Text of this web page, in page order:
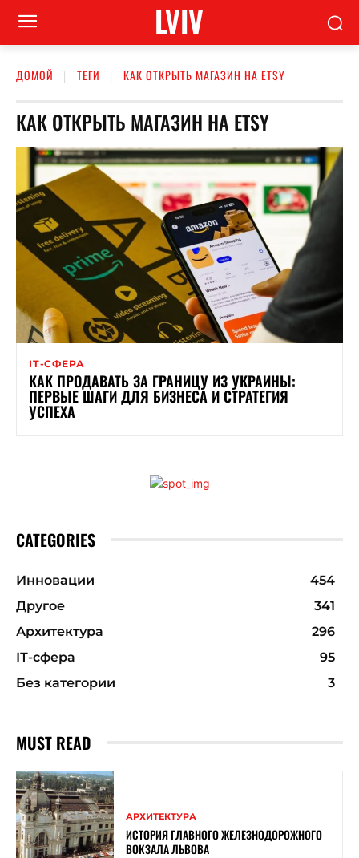
LVIV
ДОМОЙ ТЕГИ КАК ОТКРЫТЬ МАГАЗИН НА ETSY
КАК ОТКРЫТЬ МАГАЗИН НА ETSY
ІТ-СФЕРА
КАК ПРОДАВАТЬ ЗА ГРАНИЦУ ИЗ УКРАИНЫ:
ПЕРВЫЕ ШАГИ ДЛЯ БИЗНЕСА И СТРАТЕГИЯ
УСПЕХА
CATEGORIES
Инновации
454
Другое
341
Архитектура
296
ІТ-сфера
95
Без категории
3
MUST READ
АРХИТЕКТУРА
ИСТОРИЯ ГЛАВНОГО ЖЕЛЕЗНОДОРОЖНОГО
ВОКЗАЛА ЛЬВОВА